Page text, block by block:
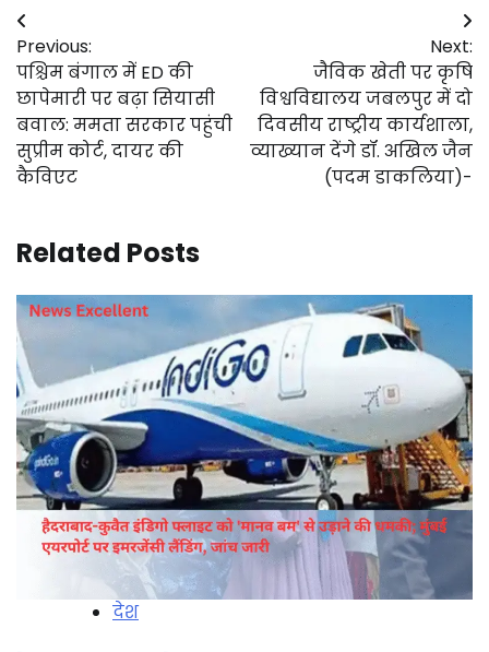
Post
navigation
Previous:
पश्चिम बंगाल में ED की
छापेमारी पर बढ़ा सियासी
बवाल: ममता सरकार पहुंची
सुप्रीम कोर्ट, दायर की
कैविएट
Next:
जैविक खेती पर कृषि
विश्वविद्यालय जबलपुर में दो
दिवसीय राष्ट्रीय कार्यशाला,
व्याख्यान देंगे डॉ. अखिल जैन
(पदम डाकलिया)-
Related Posts
देश